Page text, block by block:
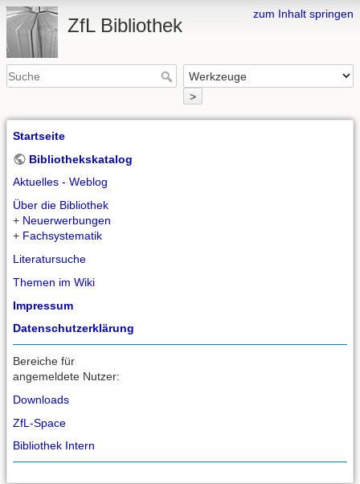
zum Inhalt springen
ZfL Bibliothek
>
Startseite
Bibliothekskatalog
Aktuelles - Weblog
Über die Bibliothek
+ Neuerwerbungen
+ Fachsystematik
Literatursuche
Themen im Wiki
Impressum
Datenschutzerklärung
Bereiche für
angemeldete Nutzer:
Downloads
ZfL-Space
Bibliothek Intern